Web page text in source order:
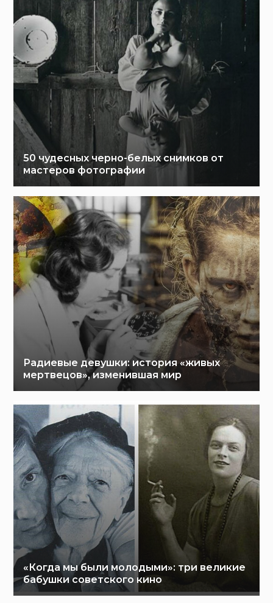
50 чудесных черно-белых снимков от
мастеров фотографии
Радиевые девушки: история «живых
мертвецов», изменившая мир
«Когда мы были молодыми»: три великие
бабушки советского кино